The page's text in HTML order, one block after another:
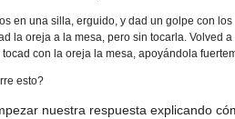
en una silla, erguido, y dad un golpe con
la oreja a la mesa, pero sin tocarla. Volved
tocad con la oreja la mesa, apoyándola
esto?
nuestra respuesta explicando